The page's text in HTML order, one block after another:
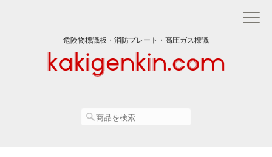
危険物標識板・消防プレート・高圧ガス標識